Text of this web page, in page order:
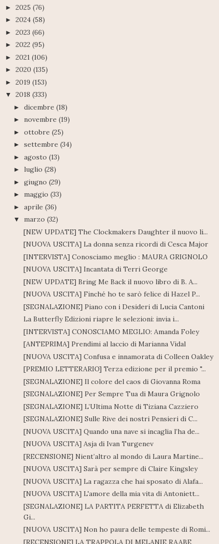
► 2025 (76)
► 2024 (58)
► 2023 (66)
► 2022 (95)
► 2021 (106)
► 2020 (135)
► 2019 (153)
▼ 2018 (333)
► dicembre (18)
► novembre (19)
► ottobre (25)
► settembre (34)
► agosto (13)
► luglio (28)
► giugno (29)
► maggio (33)
► aprile (36)
▼ marzo (32)
[NEW UPDATE] The Clockmakers Daughter il nuovo li...
[NUOVA USCITA] La donna senza ricordi di Cesca Major
[INTERVISTA] Conosciamo meglio : MAURA GRIGNOLO
[NUOVA USCITA] Incantata di Terri George
[NEW UPDATE] Bring Me Back il nuovo libro di B. A...
[NUOVA USCITA] Finché ho te sarò felice di Hazel P...
[SEGNALAZIONE] Piano con i Desideri di Lucia Cantoni
La Butterfly Edizioni riapre le selezioni: invia i...
[INTERVISTA] CONOSCIAMO MEGLIO: Amanda Foley
[ANTEPRIMA] Prendimi al laccio di Marianna Vidal
[NUOVA USCITA] Confusa e innamorata di Colleen Oakley
[PREMIO LETTERARIO] Terza edizione per il premio "...
[SEGNALAZIONE] Il colore del caos di Giovanna Roma
[SEGNALAZIONE] Per Sempre Tua di Maura Grignolo
[SEGNALAZIONE] L’Ultima Notte di Tiziana Cazziero
[SEGNALAZIONE] Sulle Rive dei nostri Pensieri di C...
[NUOVA USCITA] Quando una nave si incaglia l’ha de...
[NUOVA USCITA] Asja di Ivan Turgenev
[RECENSIONE] Nient’altro al mondo di Laura Martine...
[NUOVA USCITA] Sarà per sempre di Claire Kingsley
[NUOVA USCITA] La ragazza che hai sposato di Alafa...
[NUOVA USCITA] L'amore della mia vita di Antoniett...
[SEGNALAZIONE] LA PARTITA PERFETTA di Elizabeth
Gi...
[NUOVA USCITA] Non ho paura delle tempeste di Romi...
[RECENSIONE] LA TRAPPOLA DI MELANIE RAABE